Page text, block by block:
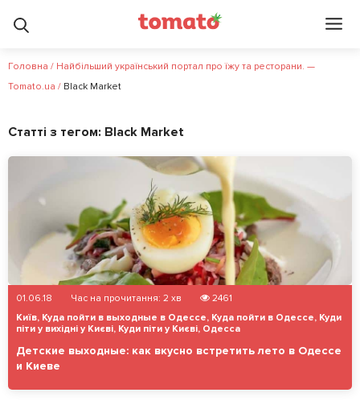
Головна / Найбільший український портал про їжу та ресторани. —
Tomato.ua / Black Market
Статті з тегом: Black Market
01.06.18 Час на прочитання: 2 хв
2461
Київ, Куда пойти в выходные в Одессе, Куда пойти в Одессе, Куди
піти у вихідні у Києві, Куди піти у Києві, Одесса
Детские выходные: как вкусно встретить лето в Одессе
и Киеве